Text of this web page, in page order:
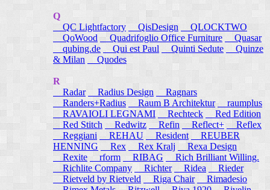
Q
QC Lightfactory
QisDesign
QLOCKTWO
QoWood Quadrifoglio Office Furniture
Quasar
qubing.de
Qui est Paul Quinti Sedute
Quinze
& Milan
Quodes
R
Radar
Radius Design
Ragnars
Randers+Radius
Raum B Architektur raumplus
RAVAIOLI LEGNAMI
Rechteck
Red Edition
Red Stitch
Redwitz Refin Reflect+
Reflex
Reggiani
REHAU Resident
REUBER
HENNING
Rex Rex Kralj
Rexa Design
Rexite
rform RIBAG
Rich Brilliant Willing.
Richlite Company
Richter Ridea
Rieder
Rietveld by Rietveld
Riga Chair
Rimadesio